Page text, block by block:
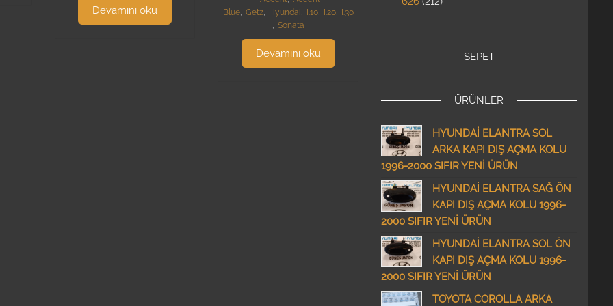
Devamını oku
Blue, Getz, Hyundai, İ.10, İ.20,
İ.30
, Sonata
Devamını oku SEPET
ÜRÜNLER
HYUNDAİ ELANTRA SOL
ARKA KAPI DIŞ AÇMA KOLU
1996-2000 SIFIR YENİ ÜRÜN
HYUNDAİ ELANTRA SAĞ ÖN
KAPI DIŞ AÇMA KOLU 1996-
2000 SIFIR YENİ ÜRÜN
HYUNDAİ ELANTRA SOL ÖN
KAPI DIŞ AÇMA KOLU 1996-
2000 SIFIR YENİ ÜRÜN
TOYOTA COROLLA ARKA